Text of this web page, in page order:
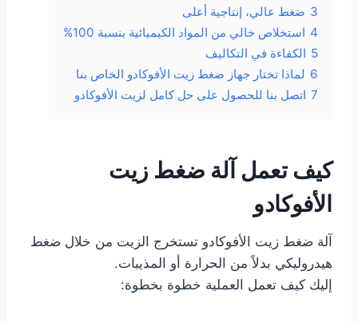
3 ضغط عالي، إنتاجية أعلى
4 استخلاص خالي من المواد الكيميائية بنسبة 100%
5 الكفاءة في التكاليف
6 لماذا تختار جهاز ضغط زيت الأفوكادو الخاص بنا
7 اتصل بنا للحصول على حل كامل لزيت الأفوكادو
كيف تعمل آلة ضغط زيت
الأفوكادو
آلة ضغط زيت الأفوكادو تستخرج الزيت من خلال ضغط
هيدروليكي بدلاً من الحرارة أو المذيبات.
إليك كيف تعمل العملية خطوة بخطوة: